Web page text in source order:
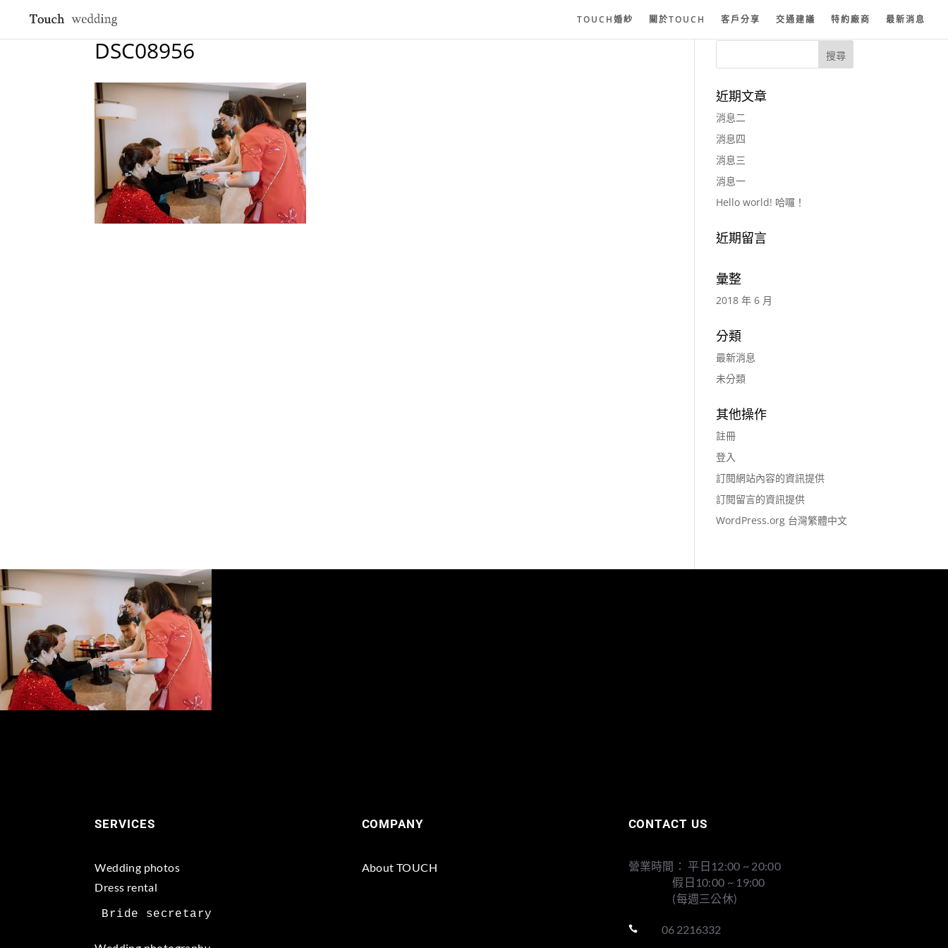
TOUCH婚紗 關於TOUCH 客戶分享 交通建議 特約廠商 最新消息
DSC08956
近期文章
消息二
消息四
消息三
消息一
Hello world! 哈囉！
近期留言
彙整
2018 年 6 月
分類
最新消息
未分類
其他操作
註冊
登入
訂閱網站內容的資訊提供
訂閱留言的資訊提供
WordPress.org 台灣繁體中文
SERVICES
Wedding photos
Dress rental
COMPANY
About TOUCH
CONTACT US
營業時間： 平日12:00 ~ 20:00
假日10:00 ~ 19:00
(每週三公休)
 06 2216332